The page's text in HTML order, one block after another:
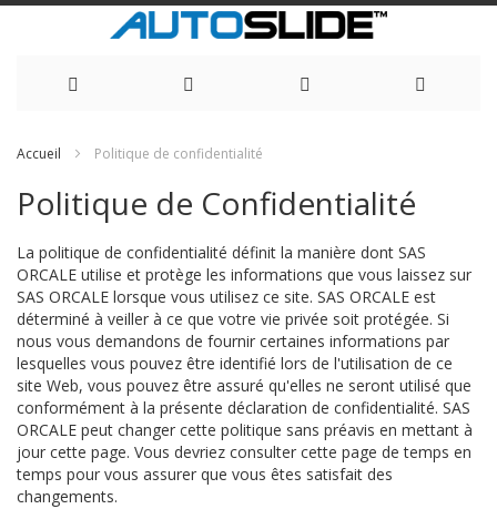
contenu
Accueil Politique de confidentialité
Politique de Confidentialité
La politique de confidentialité définit la manière dont SAS
ORCALE utilise et protège les informations que vous laissez sur
SAS ORCALE lorsque vous utilisez ce site. SAS ORCALE est
déterminé à veiller à ce que votre vie privée soit protégée. Si
nous vous demandons de fournir certaines informations par
lesquelles vous pouvez être identifié lors de l'utilisation de ce
site Web, vous pouvez être assuré qu'elles ne seront utilisé que
conformément à la présente déclaration de confidentialité. SAS
ORCALE peut changer cette politique sans préavis en mettant à
jour cette page. Vous devriez consulter cette page de temps en
temps pour vous assurer que vous êtes satisfait des
changements.